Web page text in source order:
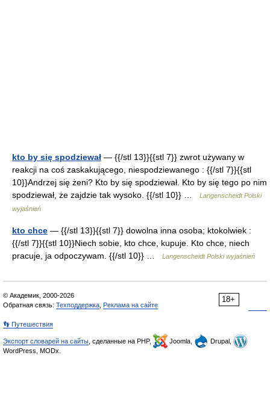
kto by się spodziewał — {{/stl 13}}{{stl 7}} zwrot używany w
reakcji na coś zaskakującego, niespodziewanego : {{/stl 7}}{{stl
10}}Andrzej się żeni? Kto by się spodziewał. Kto by się tego po nim
spodziewał, że zajdzie tak wysoko. {{/stl 10}} …
Langenscheidt Polski
wyjaśnień
kto chce — {{/stl 13}}{{stl 7}} dowolna inna osoba; ktokolwiek :
{{/stl 7}}{{stl 10}}Niech sobie, kto chce, kupuje. Kto chce, niech
pracuje, ja odpoczywam. {{/stl 10}} …
Langenscheidt Polski wyjaśnień
18+
© Академик, 2000-2026
Обратная связь: Техподдержка Реклама на сайте
👣 Путешествия
Экспорт словарей на сайты , сделанные на PHP, Joomla,
Drupal,
WordPress, MODx.